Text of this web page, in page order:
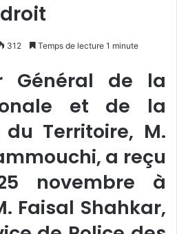
droit
312 Temps de lecture 1 minute
Général de la
et de la
du Territoire, M.
a reçu
novembre à
Faisal Shahkar,